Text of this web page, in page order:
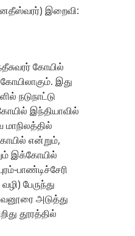
இறைவி:
கோயில்
இது
நடுநாட்டு
இந்தியாவில்
மாநிலத்தில்
என்றும்,
இக்கோயில்
பாண்டிச்சேரி
பேருந்து
அடுத்து
தூரத்தில்